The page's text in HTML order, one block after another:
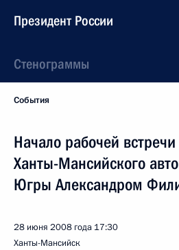
Президент России
Стенограммы
События
Начало рабочей
Ханты-Мансийского
Югры Александром
28 июня 2008 года 17:30
Ханты-Мансийск